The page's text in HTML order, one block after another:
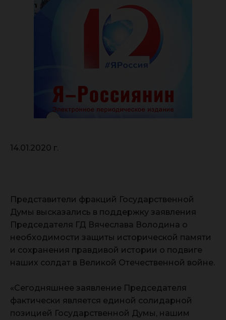
14.01.2020 г.
Представители фракций Государственной
Думы высказались в поддержку заявления
Председателя ГД Вячеслава Володина о
необходимости защиты исторической памяти
и сохранения правдивой истории о подвиге
наших солдат в Великой Отечественной войне.
«Сегодняшнее заявление Председателя
фактически является единой солидарной
позицией Государственной Думы, нашим